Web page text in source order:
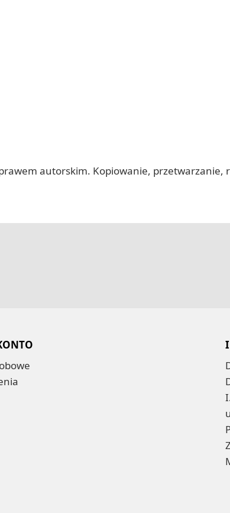
autorskim. Kopiowanie, przetwarzanie,